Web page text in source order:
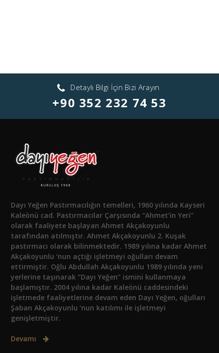
Detaylı Bilgi İçin Bizi Arayın
+90 352 232 74 53
Dayı Yeğen Pastırmacılığın temelleri, 1960 yılında Kayseri
Kaleönü cad. Pastırmacılar Çarşısında “Ahmet’in Yeri”
olarak faaliyete başlayan Ahmet Akçakoyunlu
tarafından atılmıştır. Ahmet Akçakoyunlu 2. Kuşak
pastırmacı olarak bilinmektedir. 1989 yılına kadar Ahmet
Akçakoyunlu ‘nun açtığı işletmeyi oğulları devam
ettirmiştir. Oğlu Abdullah Akçakoyunlu 1989 yılında yeni
yerlerine taşınarak “Dayı Yeğen” ismini kullanmaya
başlamıştır. 2004 yılına kadar Kaleönü caddesindeki
işletmede faaliyetlerine devam eden Dayı Yeğen, oğulları
Şaban Akçakoyunlu ‘nun katılımı ile işletmeyi
genişletmiştir.
Devamı